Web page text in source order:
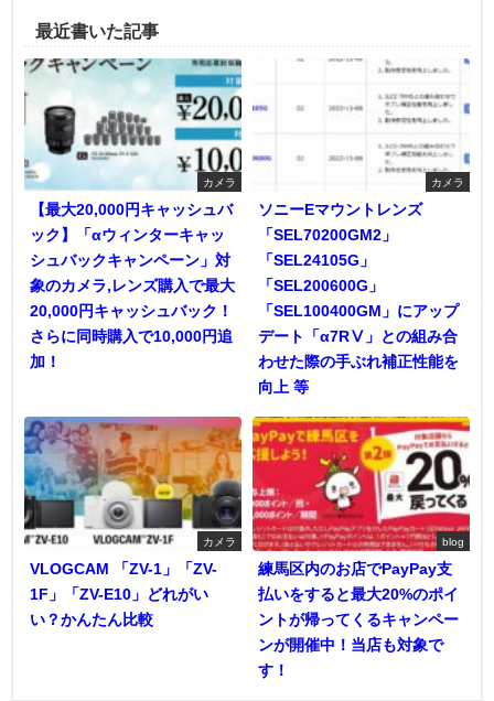
最近書いた記事
カメラ
【最大20,000円キャッシュバ
ック】「αウィンターキャッ
シュバックキャンペーン」対
象のカメラ,レンズ購入で最大
20,000円キャッシュバック！
さらに同時購入で10,000円追
加！
カメラ
ソニーEマウントレンズ
「SEL70200GM2」
「SEL24105G」
「SEL200600G」
「SEL100400GM」にアップ
デート「α7RⅤ」との組み合
わせた際の手ぶれ補正性能を
向上 等
カメラ
VLOGCAM 「ZV-1」「ZV-
1F」「ZV-E10」どれがい
い？かんたん比較
blog
練馬区内のお店でPayPay支
払いをすると最大20%のポイ
ントが帰ってくるキャンペー
ンが開催中！当店も対象で
す！